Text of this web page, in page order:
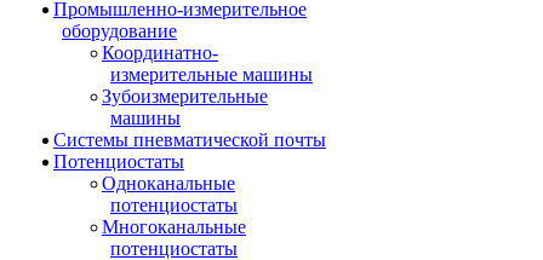
Промышленно-измерительное
оборудование
Координатно-
измерительные машины
Зубоизмерительные
машины
Системы пневматической почты
Потенциостаты
Одноканальные
потенциостаты
Многоканальные
потенциостаты